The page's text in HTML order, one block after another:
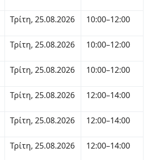
Τρίτη, 25.08.2026 10:00–12:00
Τρίτη, 25.08.2026 10:00–12:00
Τρίτη, 25.08.2026 10:00–12:00
Τρίτη, 25.08.2026 12:00–14:00
Τρίτη, 25.08.2026 12:00–14:00
Τρίτη, 25.08.2026 12:00–14:00